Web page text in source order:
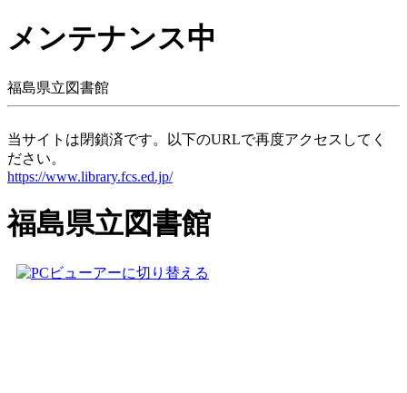
メンテナンス中
福島県立図書館
当サイトは閉鎖済です。以下のURLで再度アクセスしてく
ださい。
https://www.library.fcs.ed.jp/
福島県立図書館